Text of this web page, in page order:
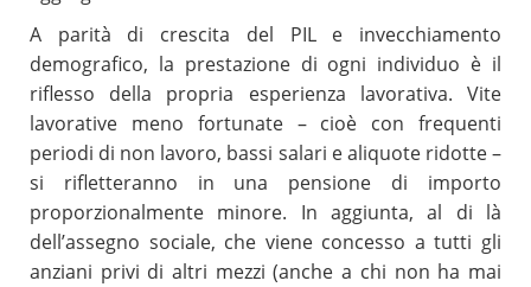
A parità di crescita del PIL e invecchiamento
demografico, la prestazione di ogni individuo è il
riflesso della propria esperienza lavorativa. Vite
lavorative meno fortunate – cioè con frequenti
periodi di non lavoro, bassi salari e aliquote ridotte –
si rifletteranno in una pensione di importo
proporzionalmente minore. In aggiunta, al di là
dell’assegno sociale, che viene concesso a tutti gli
anziani privi di altri mezzi (anche a chi non ha mai